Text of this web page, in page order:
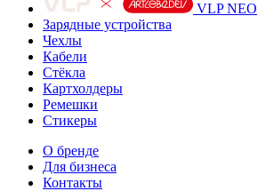
VLP NEO
Зарядные устройства
Чехлы
Кабели
Cтёкла
Картхолдеры
Ремешки
Стикеры
О бренде
Для бизнеса
Контакты